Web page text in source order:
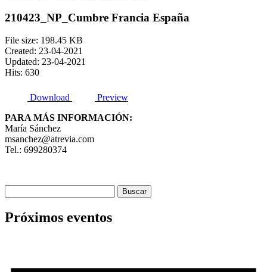
210423_NP_Cumbre Francia España
File size: 198.45 KB
Created: 23-04-2021
Updated: 23-04-2021
Hits: 630
Download
Preview
PARA MÁS INFORMACIÓN:
María Sánchez
msanchez@atrevia.com
Tel.: 699280374
Próximos eventos